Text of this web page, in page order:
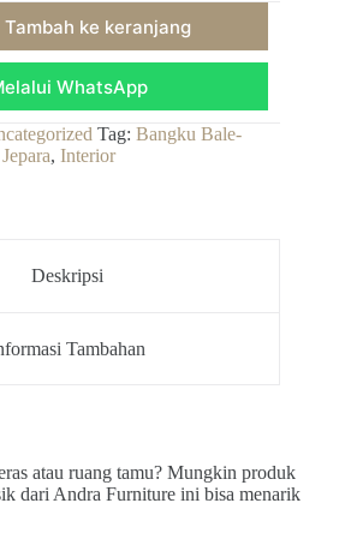
Tambah ke keranjang
WhatsApp
Tag: Bangku Bale-
, Interior
Deskripsi
Tambahan
atau ruang tamu? Mungkin produk
dari Andra Furniture ini bisa menarik